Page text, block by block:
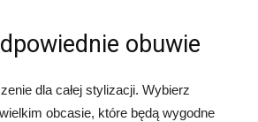
obuwie
dla całej stylizacji. Wybierz
obcasie, które będą wygodne